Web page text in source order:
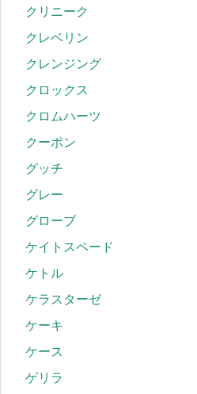
クリニーク
クレベリン
クレンジング
クロックス
クロムハーツ
クーポン
グッチ
グレー
グローブ
ケイトスペード
ケトル
ケラスターゼ
ケーキ
ケース
ゲリラ